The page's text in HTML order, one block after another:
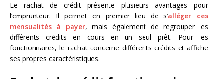
Le rachat de crédit présente plusieurs avantages pour
l’emprunteur. Il permet en premier lieu de s’alléger des
mensualités à payer, mais également de regrouper les
différents crédits en cours en un seul prêt. Pour les
fonctionnaires, le rachat concerne différents crédits et affiche
ses propres caractéristiques.